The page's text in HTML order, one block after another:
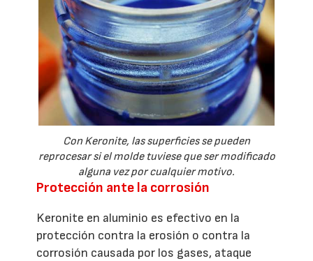
Con Keronite, las superficies se pueden
reprocesar si el molde tuviese que ser modificado
alguna vez por cualquier motivo.
Protección ante la corrosión
Keronite en aluminio es efectivo en la
protección contra la erosión o contra la
corrosión causada por los gases, ataque